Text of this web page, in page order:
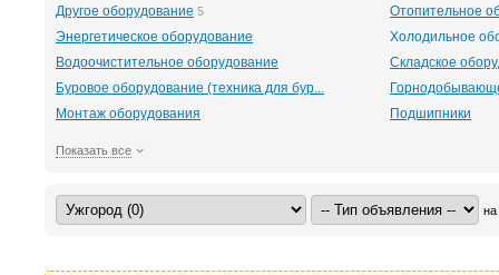
Другое оборудование 5
Отопительное
Энергетическое оборудование
Холодильное
Водоочистительное оборудование
Складское
Буровое оборудование (техника для бур...
Монтаж оборудования
Подшипники
Показать все
на